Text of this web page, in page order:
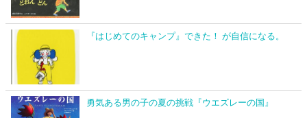
『はじめてのキャンプ』できた！ が自信になる。
勇気ある男の子の夏の挑戦『ウエズレーの国』